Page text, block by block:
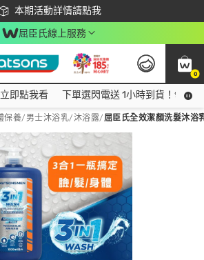
本期活動詳情請點我
下載app最高回饋$350
屈臣氏線上服務
0
點我看
即點我看 下單選閃電送 1小時到貨！領神
保養/ 男士沐浴乳/沐浴露/屈臣氏全效潔顏洗髮沐